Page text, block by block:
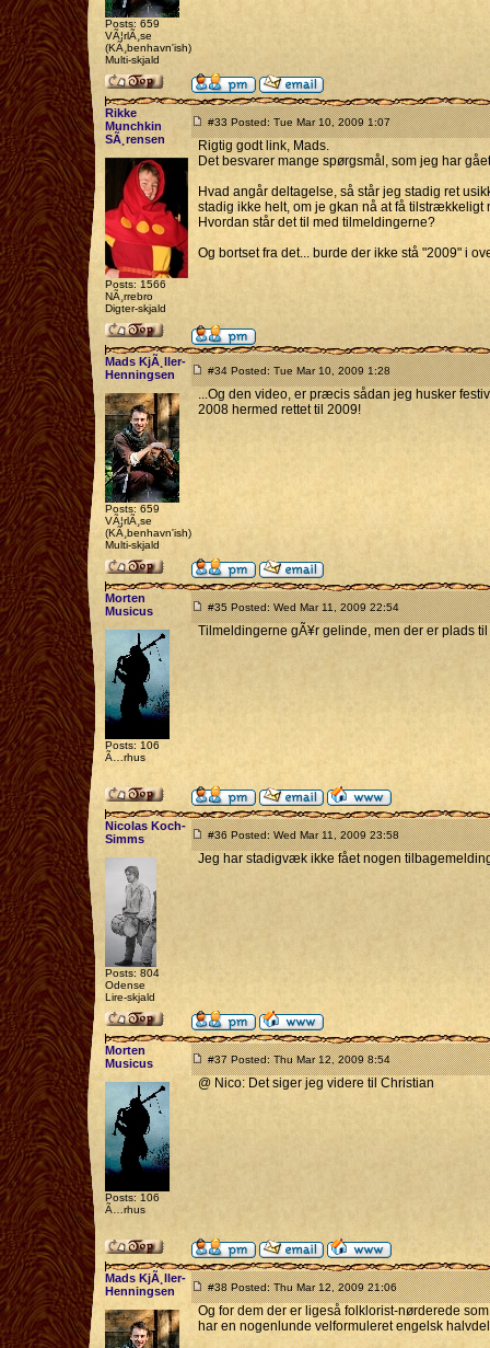
Posts: 659
VÃ¦rlÃ¸se
(KÃ¸benhavn'ish)
Multi-skjald
Rikke
Munchkin
SÃ¸rensen
Posts: 1566
NÃ¸rrebro
Digter-skjald
#33 Posted: Tue Mar 10, 2009 1:07
Rigtig godt link, Mads.
Det besvarer mange spørgsmål, som jeg har
Hvad angår deltagelse, så står jeg stadig ret
stadig ikke helt, om je gkan nå at få tilstrækkeligt
Hvordan står det til med tilmeldingerne?
Og bortset fra det... burde der ikke stå "2009" i
Mads KjÃ¸ller-
Henningsen
Posts: 659
VÃ¦rlÃ¸se
(KÃ¸benhavn'ish)
Multi-skjald
#34 Posted: Tue Mar 10, 2009 1:28
...Og den video, er præcis sådan jeg husker
2008 hermed rettet til 2009!
Morten
Musicus
Posts: 106
Ã…rhus
#35 Posted: Wed Mar 11, 2009 22:54
Tilmeldingerne gÃ¥r gelinde, men der er plads
Nicolas Koch-
Simms
Posts: 804
Odense
Lire-skjald
#36 Posted: Wed Mar 11, 2009 23:58
Jeg har stadigvæk ikke fået nogen
Morten
Musicus
Posts: 106
Ã…rhus
#37 Posted: Thu Mar 12, 2009 8:54
@ Nico: Det siger jeg videre til Christian
Mads KjÃ¸ller-
Henningsen
#38 Posted: Thu Mar 12, 2009 21:06
Og for dem der er ligeså folklorist-nørderede
har en nogenlunde velformuleret engelsk